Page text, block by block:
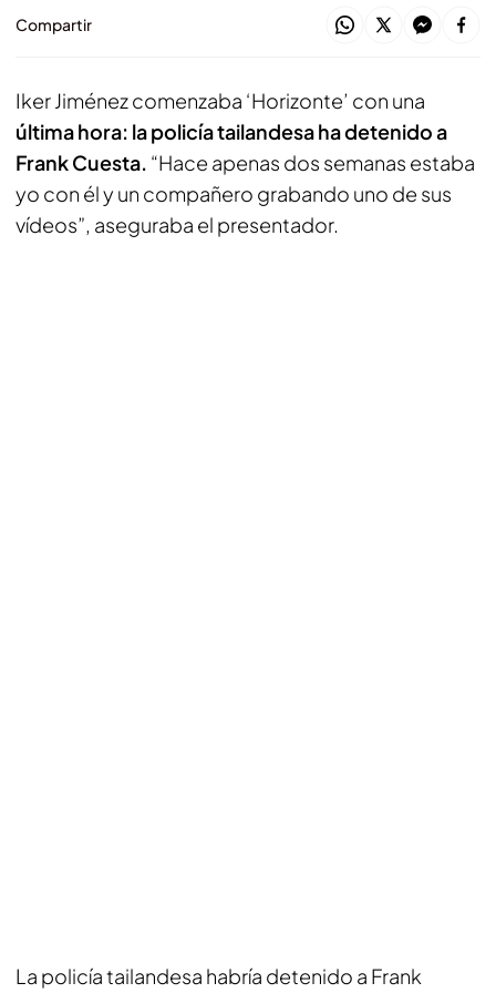
Compartir
Iker Jiménez comenzaba ‘Horizonte’ con una
última hora: la policía tailandesa ha detenido a
Frank Cuesta. “Hace apenas dos semanas estaba
yo con él y un compañero grabando uno de sus
vídeos”, aseguraba el presentador.
La policía tailandesa habría detenido a Frank